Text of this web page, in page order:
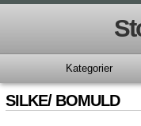
Kategorier
SILKE/ BOMULD